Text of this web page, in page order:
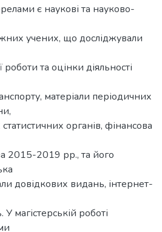
є наукові та науково-
учених, що досліджували
роботи та оцінки діяльності
матеріали періодичних
органів, фінансова
2015-2019 рр., та його
довідкових видань, інтернет-
магістерській роботі